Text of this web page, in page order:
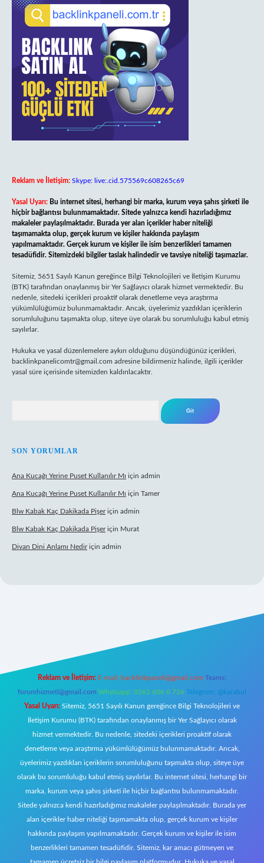
Reklam ve İletişim: Skype: live:.cid.575569c608265c69
Yasal Uyarı: Bu internet sitesi, herhangi bir marka, kurum veya şahıs şirketi ile
hiçbir bağlantısı bulunmamaktadır. Sitede yalnızca kendi hazırladığımız
makaleler paylaşılmaktadır. Burada yer alan içerikler haber niteliği
taşımamakta olup, gerçek kurum ve kişiler hakkında paylaşım
yapılmamaktadır. Gerçek kurum ve kişiler ile isim benzerlikleri tamamen
tesadüfidir. Sitemizdeki bilgiler taslak halindedir ve tavsiye niteliği taşımazlar.
Sitemiz, 5651 Sayılı Kanun gereğince Bilgi Teknolojileri ve İletişim Kurumu
(BTK) tarafından onaylanmış bir Yer Sağlayıcı olarak hizmet vermektedir. Bu
nedenle, sitedeki içerikleri proaktif olarak denetleme veya araştırma
yükümlülüğümüz bulunmamaktadır. Ancak, üyelerimiz yazdıkları içeriklerin
sorumluluğunu taşımakta olup, siteye üye olarak bu sorumluluğu kabul etmiş
sayılırlar.
Hukuka ve yasal düzenlemelere aykırı olduğunu düşündüğünüz içerikleri,
backlinkpanelicomtr@gmail.com adresine bildirmeniz halinde, ilgili içerikler
yasal süre içerisinde sitemizden kaldırılacaktır.
SON YORUMLAR
Ana Kucağı Yerine Puset Kullanılır Mı için admin
Ana Kucağı Yerine Puset Kullanılır Mı için Tamer
Blw Kabak Kaç Dakikada Pişeriçin admin
Blw Kabak Kaç Dakikada Pişeriçin Murat
Divan Dini Anlamı Nediriçin admin
Reklam ve İletişim: E-mail: backlinkpaneli@gmail.com Teams:
forumhizmeti@gmail.com Whatsapp: 0262 606 0 726 Telegram: @karabul
Yasal Uyarı: Sitemiz, 5651 Sayılı Kanun gereğince Bilgi Teknolojileri ve
İletişim Kurumu (BTK) tarafından onaylanmış bir Yer Sağlayıcı olarak
hizmet vermektedir. Bu nedenle, sitedeki içerikleri proaktif olarak
denetleme veya araştırma yükümlülüğümüz bulunmamaktadır. Ancak,
üyelerimiz yazdıkları içeriklerin sorumluluğunu taşımakta olup, siteye üye
olarak bu sorumluluğu kabul etmiş sayılırlar. Bu internet sitesi, herhangi bir
marka, kurum veya şahıs şirketi ile hiçbir bağlantısı bulunmamaktadır.
Sitede yalnızca kendi hazırladığımız makaleler paylaşılmaktadır. Burada yer
alan içerikler haber niteliği taşımamakta olup, gerçek kurum ve kişiler
hakkında paylaşım yapılmamaktadır. Gerçek kurum ve kişiler ile isim
benzerlikleri tamamen tesadüfidir. Sitemiz, kar amacı gütmeyen ve